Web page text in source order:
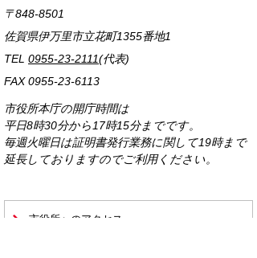
〒848-8501
佐賀県伊万里市立花町1355番地1
TEL 0955-23-2111(代表)
FAX 0955-23-6113
市役所本庁の開庁時間は
平日8時30分から17時15分までです。
毎週火曜日は証明書発行業務に関して19時まで
延長しておりますのでご利用ください。
市役所へのアクセス